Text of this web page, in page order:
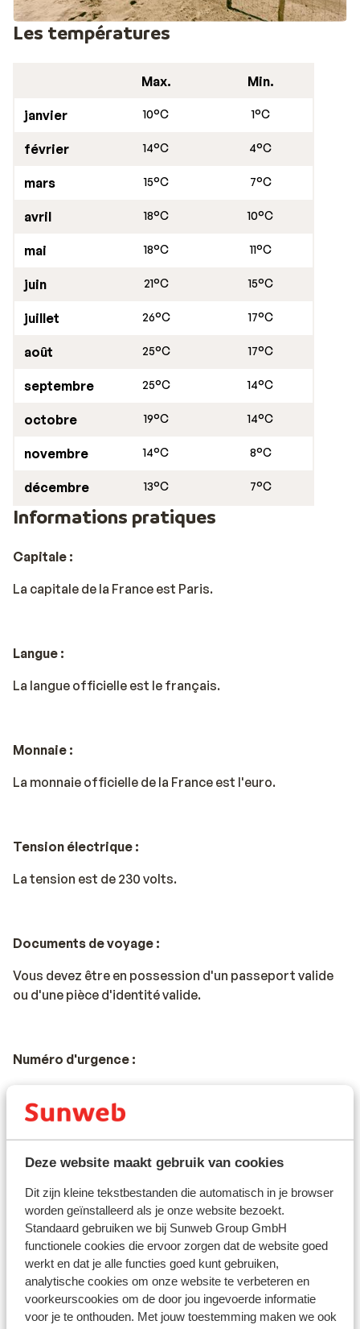
Deze website maakt gebruik van cookies
Dit zijn kleine tekstbestanden die automatisch in je browser
worden geïnstalleerd als je onze website bezoekt.
Standaard gebruiken we bij Sunweb Group GmbH
functionele cookies die ervoor zorgen dat de website goed
werkt en dat je alle functies goed kunt gebruiken,
analytische cookies om onze website te verbeteren en
voorkeurscookies om de door jou ingevoerde informatie
voor je te onthouden. Met jouw toestemming maken we ook
Les températures
Max. Min.
janvier 10°C 1°C
février 14°C 4°C
mars 15°C 7°C
avril 18°C 10°C
mai 18°C 11°C
juin 21°C 15°C
juillet 26°C 17°C
août 25°C 17°C
septembre 25°C 14°C
octobre 19°C 14°C
novembre 14°C 8°C
décembre 13°C 7°C
Informations pratiques
Capitale :
La capitale de la France est Paris.
Langue :
La langue officielle est le français.
Monnaie :
La monnaie officielle de la France est l'euro.
Tension électrique :
La tension est de 230 volts.
Documents de voyage :
Vous devez être en possession d'un passeport valide
ou d'une pièce d'identité valide.
Numéro d'urgence :
l'ambulance et les pompiers est le 112.
Voyage en voiture en France :
* La vitesse maximale sur les autoroutes est de 130
km/h. La vitesse maximale pour les conducteurs
titulaires d'un permis de conduire depuis moins de 2
ans est de 110 km/h.
* Il y a des péages sur la plupart des autoroutes
françaises.